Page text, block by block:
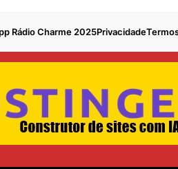
Rádio Charme 2025Privacidade